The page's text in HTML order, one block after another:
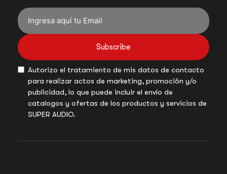
Subscribe
Autorizo el tratamiento de mis datos de contacto
para realizar actos de marketing, promoción y/o
publicidad, lo que puede incluir el envío de
catalogos y ofertas de los productos y servicios de
SUPER AUDIO.